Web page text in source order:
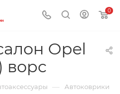
0
Opel
ворс
— Автоковрики